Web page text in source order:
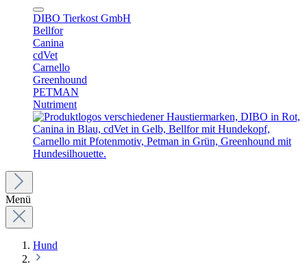
DIBO Tierkost GmbH
Bellfor
Canina
cdVet
Carnello
Greenhound
PETMAN
Nutriment
Menü
Hund